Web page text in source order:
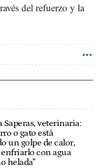
del refuerzo y la
Saperas, veterinaria:
o gato está
un golpe de calor,
con agua
helada"